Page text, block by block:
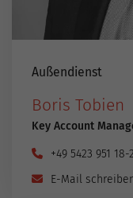
Außendienst
Boris Tobien
Key Account
+49 5423 951 18-
E-Mail